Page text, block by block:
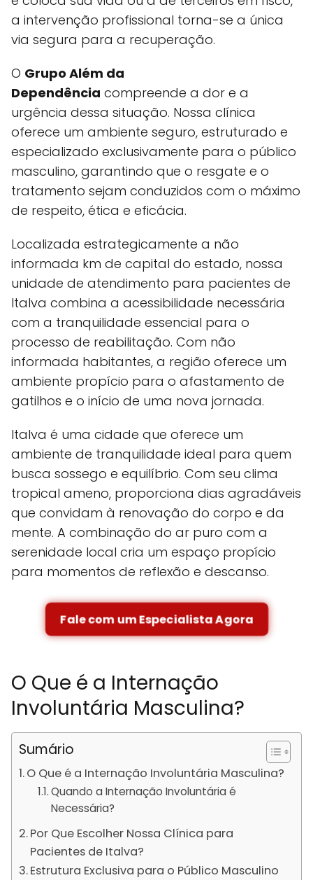
a intervenção profissional torna-se a única
via segura para a recuperação.
O Grupo Além da
Dependência compreende a dor e a
urgência dessa situação. Nossa clínica
oferece um ambiente seguro, estruturado e
especializado exclusivamente para o público
masculino, garantindo que o resgate e o
tratamento sejam conduzidos com o máximo
de respeito, ética e eficácia.
Localizada estrategicamente a não
informada km de capital do estado, nossa
unidade de atendimento para pacientes de
Italva combina a acessibilidade necessária
com a tranquilidade essencial para o
processo de reabilitação. Com não
informada habitantes, a região oferece um
ambiente propício para o afastamento de
gatilhos e o início de uma nova jornada.
Italva é uma cidade que oferece um
ambiente de tranquilidade ideal para quem
busca sossego e equilíbrio. Com seu clima
tropical ameno, proporciona dias agradáveis
que convidam à renovação do corpo e da
mente. A combinação do ar puro com a
serenidade local cria um espaço propício
para momentos de reflexão e descanso.
Fale com um Especialista Agora
O Que é a Internação
Involuntária Masculina?
Sumário
O Que é a Internação Involuntária Masculina?
Quando a Internação Involuntária é
Necessária?
Por Que Escolher Nossa Clínica para
Pacientes de Italva?
Estrutura Exclusiva para o Público Masculino